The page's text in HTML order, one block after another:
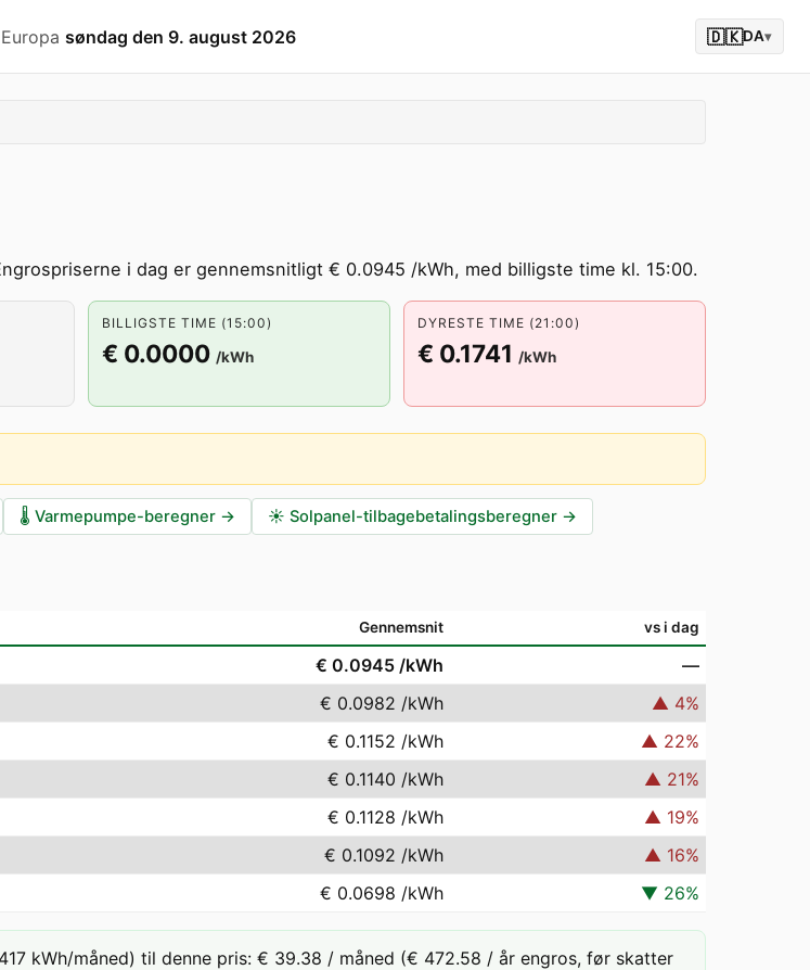
søndag den 9. august 2026 🇩🇰DA▾
i dag er gennemsnitligt € 0.0945 /kWh, med billigste time kl. 15:00.
BILLIGSTE TIME (15:00)
€ 0.0000 /kWh
DYRESTE TIME (21:00)
€ 0.1741 /kWh
🌡️ Varmepumpe-beregner → ☀️ Solpanel-tilbagebetalingsberegner →
Gennemsnit vs i dag
€ 0.0945 /kWh
—
€ 0.0982 /kWh ▲ 4%
€ 0.1152 /kWh ▲ 22%
€ 0.1140 /kWh ▲ 21%
€ 0.1128 /kWh ▲ 19%
€ 0.1092 /kWh ▲ 16%
€ 0.0698 /kWh ▼ 26%
kWh/måned) til denne pris: € 39.38 / måned (€ 472.58 / år engros, før skatter